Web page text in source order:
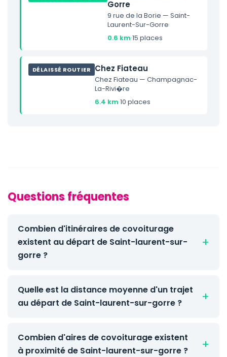
Gorre
9 rue de la Borie — Saint-
Laurent-Sur-Gorre
0.6 km·15 places
DÉLAISSÉ ROUTIER Chez Fiateau
Chez Fiateau — Champagnac-
La-Rivi�re
6.4 km·10 places
Questions fréquentes
Combien d'itinéraires de covoiturage
existent au départ de Saint-laurent-sur-
gorre ?
Quelle est la distance moyenne d'un trajet
au départ de Saint-laurent-sur-gorre ?
Combien d'aires de covoiturage existent
à proximité de Saint-laurent-sur-gorre ?